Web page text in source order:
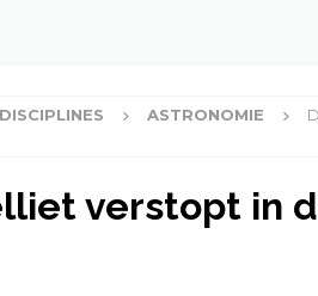
ASTRONOMIE
verstopt in